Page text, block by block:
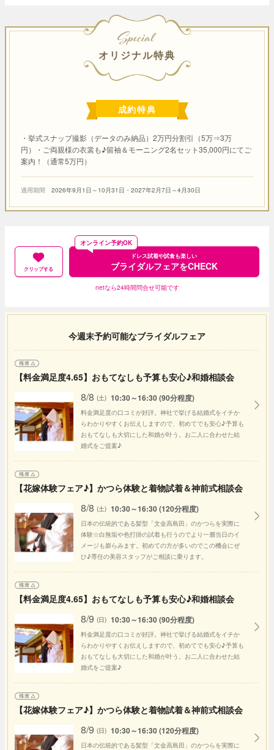
SPECIAL
オリジナル特典
成約特典
・挙式スナップ撮影（データのみ納品）2万円分割引（5万⇒3万
円）・ご両親様の衣裳も♪留袖＆モーニング2名セット35,000円にてご
案内！（通常5万円）
適用期間 2026年9月1日～10月31日・2027年2月7日～4月30日
クリップする
ドレス試着や試食も楽しい
ブライダルフェアをCHECK
オンライン予約OK
netなら24時間問合せ可能です
今週末予約可能なブライダルフェア
【料金満足度4.65】おもてなしも予算も安心♪和婚相談会
8/8 (土) 10:30～16:30 (90分程度)
料金満足度の口コミが好評。神社で挙げる結婚式をイチか
らわかりやすくお伝えしますので、初めてでも安心♪予算も
おもてなしも大切にした和婚が叶う。お二人に合わせた結
婚式をご提案♪
【花嫁体験フェア♪】かつら体験と着物試着＆神前式相談会
8/8 (土) 10:30～16:30 (120分程度)
日本の伝統的である髪型「文金高島田」のかつらを実際に
体験☆白無垢や色打掛の試着も行うのでより一層当日のイ
メージも膨らみます。初めての方が多いのでこの機会にぜ
ひ♪専任の美容スタッフがご相談に乗ります。
【料金満足度4.65】おもてなしも予算も安心♪和婚相談会
8/9 (日) 10:30～16:30 (90分程度)
料金満足度の口コミが好評。神社で挙げる結婚式をイチか
らわかりやすくお伝えしますので、初めてでも安心♪予算も
おもてなしも大切にした和婚が叶う。お二人に合わせた結
婚式をご提案♪
【花嫁体験フェア♪】かつら体験と着物試着＆神前式相談会
8/9 (日) 10:30～16:30 (120分程度)
日本の伝統的である髪型「文金高島田」のかつらを実際に